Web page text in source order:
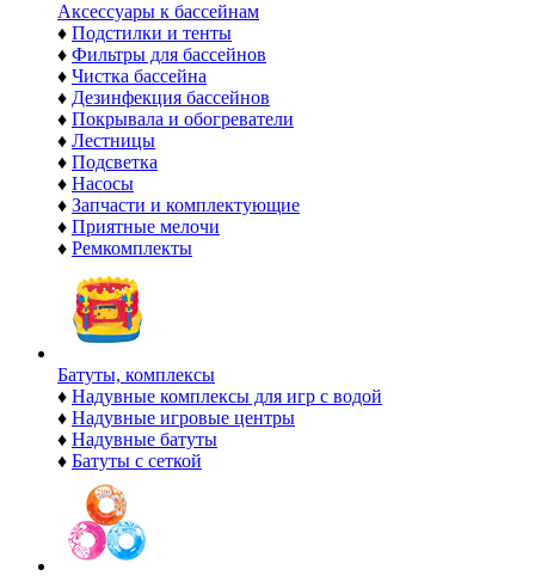
Аксессуары к бассейнам
♦ Подстилки и тенты
♦ Фильтры для бассейнов
♦ Чистка бассейна
♦ Дезинфекция бассейнов
♦ Покрывала и обогреватели
♦ Лестницы
♦ Подсветка
♦ Насосы
♦ Запчасти и комплектующие
♦ Приятные мелочи
♦ Ремкомплекты
Батуты, комплексы
♦ Надувные комплексы для игр с водой
♦ Надувные игровые центры
♦ Надувные батуты
♦ Батуты с сеткой